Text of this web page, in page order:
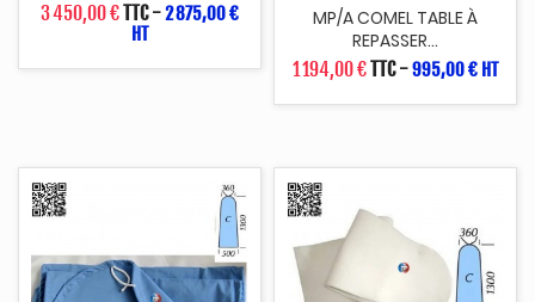
3 450,00 €TTC-2 875,00 €
HT
MP/A COMEL TABLE À
REPASSER...
1 194,00 €TTC-995,00 € HT